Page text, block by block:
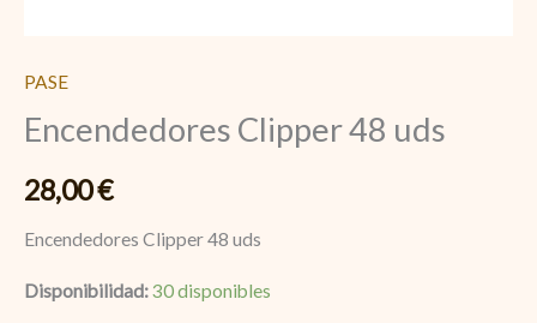
PASE
Encendedores Clipper 48 uds
28,00€
Encendedores Clipper 48 uds
Disponibilidad:30 disponibles